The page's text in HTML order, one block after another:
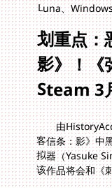
Luna、
划重点：
影》！《
Steam 3
由
客信条：影
拟器（
该作品将会和《